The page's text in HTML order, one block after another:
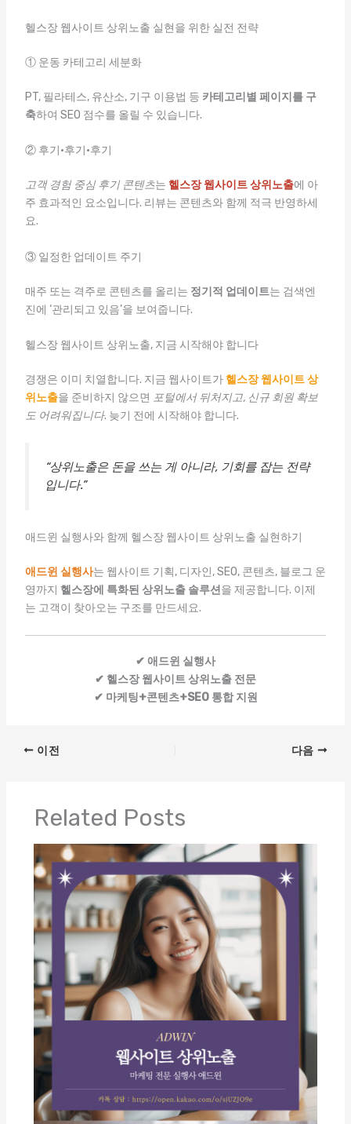
헬스장 웹사이트 상위노출 실현을 위한 실전 전략
① 운동 카테고리 세분화
PT, 필라테스, 유산소, 기구 이용법 등 카테고리별 페이지를 구
축하여 SEO 점수를 올릴 수 있습니다.
② 후기·후기·후기
고객 경험 중심 후기 콘텐츠는 헬스장 웹사이트 상위노출에 아
주 효과적인 요소입니다. 리뷰는 콘텐츠와 함께 적극 반영하세
요.
③ 일정한 업데이트 주기
매주 또는 격주로 콘텐츠를 올리는 정기적 업데이트는 검색엔
진에 ‘관리되고 있음’을 보여줍니다.
헬스장 웹사이트 상위노출, 지금 시작해야 합니다
경쟁은 이미 치열합니다. 지금 웹사이트가헬스장 웹사이트 상
위노출을 준비하지 않으면 포털에서 뒤처지고, 신규 회원 확보
도 어려워집니다. 늦기 전에 시작해야 합니다.
“상위노출은 돈을 쓰는 게 아니라, 기회를 잡는 전략
입니다.”
애드윈 실행사와 함께 헬스장 웹사이트 상위노출 실현하기
애드윈 실행사는 웹사이트 기획, 디자인, SEO, 콘텐츠, 블로그 운
영까지 헬스장에 특화된 상위노출 솔루션을 제공합니다. 이제
는 고객이 찾아오는 구조를 만드세요.
✔ 애드윈 실행사
✔ 헬스장 웹사이트 상위노출 전문
✔ 마케팅+콘텐츠+SEO 통합 지원
이전 다음
Related Posts